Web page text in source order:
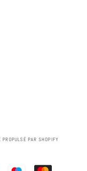
PROPULSÉ PAR SHOPIFY